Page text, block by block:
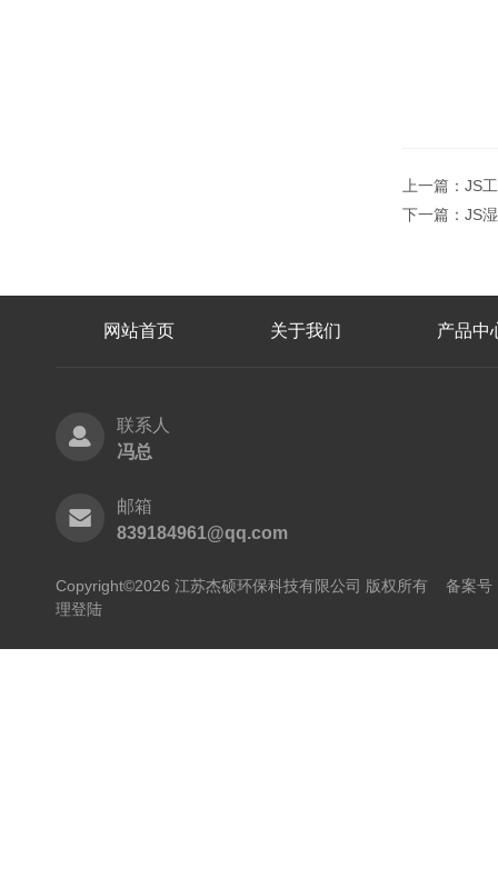
上一篇： JS
下一篇： JS
网站首页 关于我们 产品中
联系人
冯总
邮箱
839184961@qq.com
Copyright©2026 江苏杰硕环保科技有限公司 版权所有 备案号
理登陆